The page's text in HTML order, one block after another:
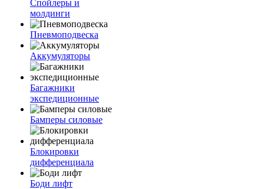
Спойлеры и
молдинги
Пневмоподвеска
Аккумуляторы
Багажники
экспедиционные
Бамперы силовые
Блокировки
дифференциала
Боди лифт